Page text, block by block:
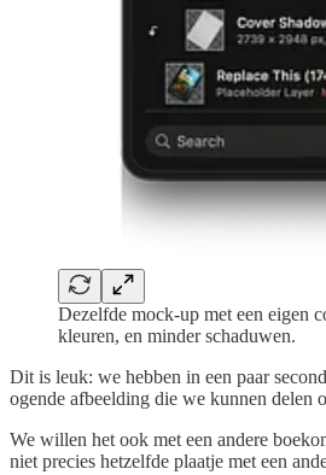
Dezelfde mock-up met een eigen
kleuren, en minder schaduwen.
Dit is leuk: we hebben in een paar
ogende afbeelding die we kunnen delen
We willen het ook met een andere
niet precies hetzelfde plaatje met een